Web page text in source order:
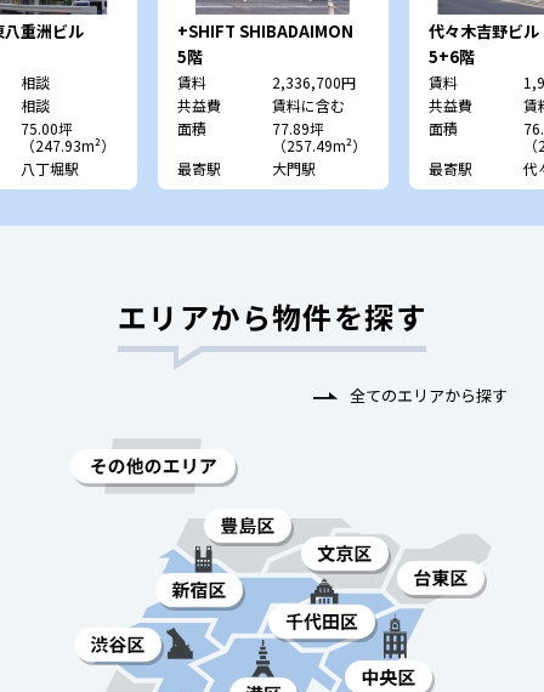
重洲ビル
相談
相談
75.00坪
（247.93m²）
八丁堀駅
+SHIFT SHIBADAIMON
5階
賃料
2,336,700円
共益費
賃料に含む
面積
77.89坪
（257.49m²）
最寄駅
大門駅
代々木吉野ビル
5+6階
賃料
共益費
賃
面積
最寄駅
代
エリアから物件を探す
全てのエリアから探す